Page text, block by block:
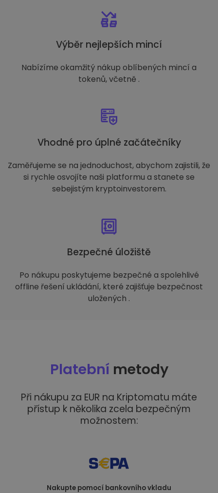
Výběr nejlepších mincí
Nabízíme okamžitý nákup oblíbených mincí a
tokenů, včetně .
Vhodné pro úplné začátečníky
Zaměřujeme se na jednoduchost, abychom zajistili, že
si rychle osvojíte naši platformu a stanete se
sebejistým kryptoinvestorem.
Bezpečné úložiště
Po nákupu poskytujeme bezpečné a spolehlivé
offline řešení ukládání, které zajišťuje bezpečnost
uložených .
Platební metody
Při nákupu za EUR na Kriptomatu máte
přístup k několika zcela bezpečným
možnostem:
Nakupte pomocí bankovního vkladu